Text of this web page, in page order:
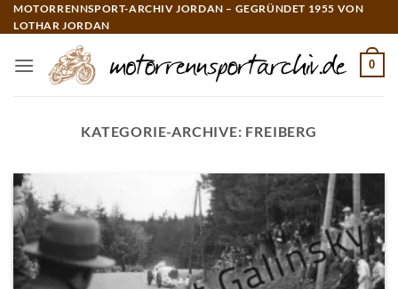
Zum
Inhalt
MOTORRENNSPORT-ARCHIV JORDAN – GEGRÜNDET 1955 VON
LOTHAR JORDAN
0
KATEGORIE-ARCHIVE: FREIBERG